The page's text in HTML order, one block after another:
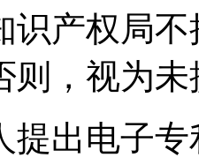
识产权局
则，视为未
提出电子